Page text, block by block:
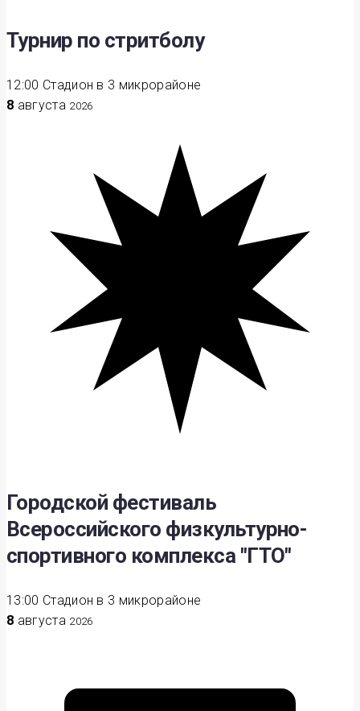
Турнир по стритболу
12:00 Стадион в 3 микрорайоне
8 августа 2026
Городской фестиваль
Всероссийского физкультурно-
спортивного комплекса "ГТО"
13:00 Стадион в 3 микрорайоне
8 августа 2026